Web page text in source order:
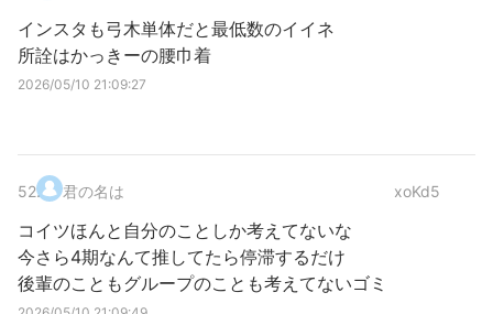
インスタも弓木単体だと最低数のイイネ
所詮はかっきーの腰巾着
2026/05/10 21:09:27
52. 君の名は xoKd5
コイツほんと自分のことしか考えてないな
今さら4期なんて推してたら停滞するだけ
後輩のこともグループのことも考えてないゴミ